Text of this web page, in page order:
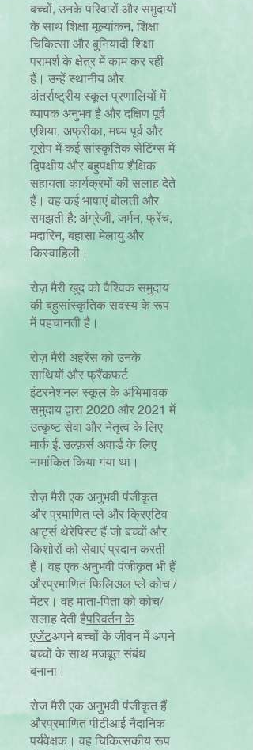
बच्चों, उनके परिवारों और समुदायों
के साथ शिक्षा मूल्यांकन, शिक्षा
चिकित्सा और बुनियादी शिक्षा
परामर्श के क्षेत्र में काम कर रही
हैं। उन्हें स्थानीय और
अंतर्राष्ट्रीय स्कूल प्रणालियों में
व्यापक अनुभव है और दक्षिण पूर्व
एशिया, अफ्रीका, मध्य पूर्व और
यूरोप में कई सांस्कृतिक सेटिंग्स में
द्विपक्षीय और बहुपक्षीय शैक्षिक
सहायता कार्यक्रमों की सलाह देते
हैं। वह कई भाषाएं बोलती और
समझती है: अंग्रेजी, जर्मन, फ्रेंच,
मंदारिन, बहासा मेलायु और
किस्वाहिली।
रोज़ मैरी खुद को वैश्विक समुदाय
की बहुसांस्कृतिक सदस्य के रूप
में पहचानती है।
रोज़ मैरी अहरेंस को उनके
साथियों और फ्रैंकफर्ट
इंटरनेशनल स्कूल के अभिभावक
समुदाय द्वारा 2020 और 2021 में
उत्कृष्ट सेवा और नेतृत्व के लिए
मार्क ई. उल्फ़र्स अवार्ड के लिए
नामांकित किया गया था।
रोज़ मैरी एक अनुभवी पंजीकृत
और प्रमाणित प्ले और क्रिएटिव
आर्ट्स थेरेपिस्ट हैं जो बच्चों और
किशोरों को सेवाएं प्रदान करती
हैं। वह एक अनुभवी पंजीकृत भी हैं
औरप्रमाणित फिलिअल प्ले कोच /
मेंटर। वह माता-पिता को कोच/
सलाह देती हैपरिवर्तन के
एजेंटअपने बच्चों के जीवन में अपने
बच्चों के साथ मजबूत संबंध
बनाना।
रोज मैरी एक अनुभवी पंजीकृत हैं
औरप्रमाणित पीटीआई नैदानिक
पर्यवेक्षक। वह चिकित्सकीय रूप